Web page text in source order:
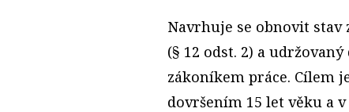
Navrhuje se obnovit stav
(§ 12 odst. 2) a
zákoníkem práce. Cílem
dovršením 15 let věku a